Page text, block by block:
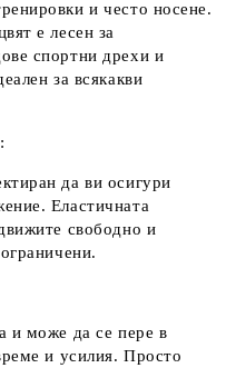
и често носене.
е лесен за
спортни дрехи и
за всякакви
да ви осигури
Еластичната
свободно и
и може да се пере в
и усилия. Просто